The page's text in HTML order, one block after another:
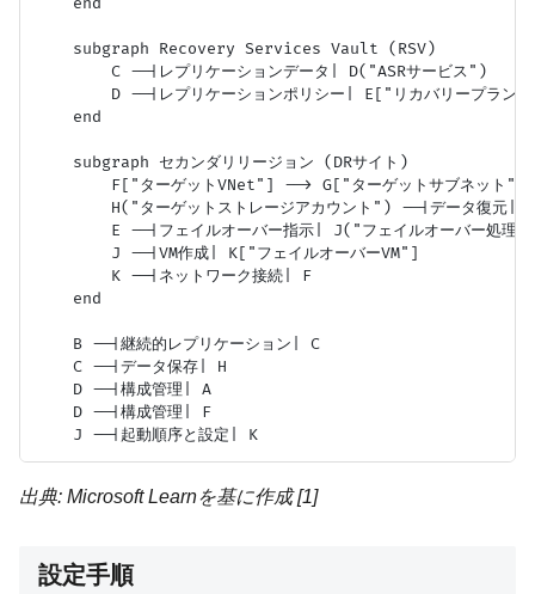
    subgraph Recovery Services Vault (RSV)
        C --|レプリケーションデータ| D("ASRサービス")
        D --|レプリケーションポリシー| E["リカバリープラン"]
    end
    subgraph セカンダリリージョン (DRサイト)
        F["ターゲットVNet"] --> G["ターゲットサブネット"]
H("ターゲットストレージアカウント") --|データ復元|
        E --|フェイルオーバー指示| J("フェイルオーバー処理")
        J --|VM作成| K["フェイルオーバーVM"]
        K --|ネットワーク接続| F
    end
    B --|継続的レプリケーション| C
    C --|データ保存| H
    D --|構成管理| A
    D --|構成管理| F
出典: Microsoft Learnを基に作成 [1]
設定手順